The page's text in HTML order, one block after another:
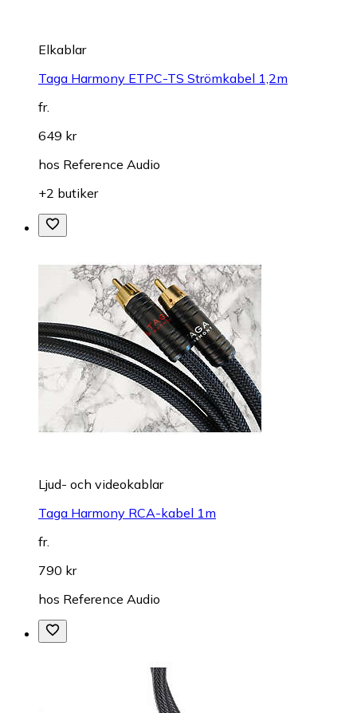
Elkablar
Taga Harmony ETPC-TS Strömkabel 1,2m
fr.
649 kr
hos Reference Audio
+2 butiker
Ljud- och videokablar
Taga Harmony RCA-kabel 1m
fr.
790 kr
hos Reference Audio